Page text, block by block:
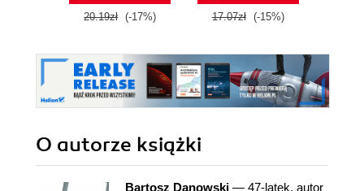
20.19zł (-17%) 17.07zł (-15%)
O autorze książki
Bartosz Danowski — 47-latek, autor